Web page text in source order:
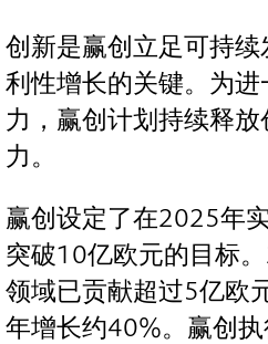
创新是赢创立足可持
利性增长的关键。为
力，赢创计划持续释
力。
赢创设定了在2025年
突破10亿欧元的目标
领域已贡献超过5亿欧
年增长约40%。赢创